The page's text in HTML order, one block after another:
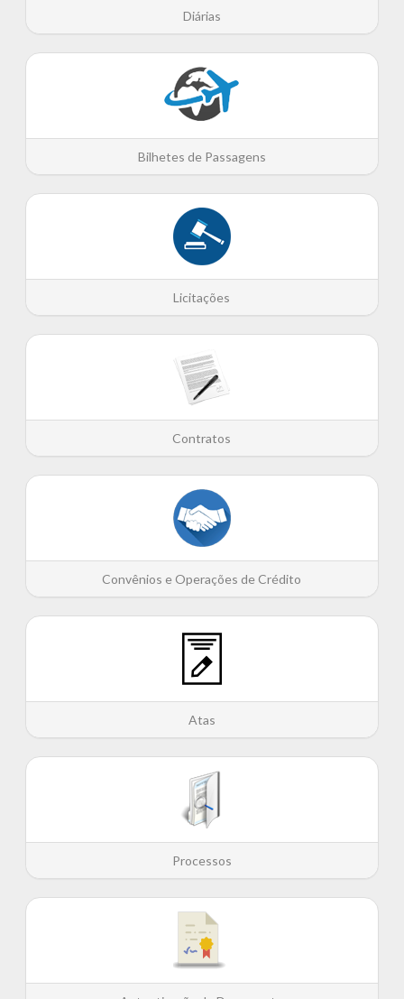
Diárias
Bilhetes de Passagens
Licitações
Contratos
Convênios e Operações de Crédito
Atas
Processos